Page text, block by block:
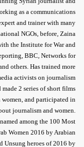
as a communications
and trainer with many
NGOs, before, Zaina
the Institute for War and
BBC, Networks for
others. Has trained more
activists on journalism
made 2 series of short films
women, and participated in
journalism and women.
among the 100 Most
Women 2016 by Arabian
Unsung heroes of 2016 by